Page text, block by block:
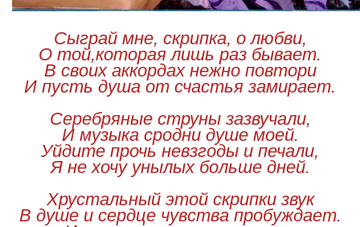
Сыграй мне, скрипка, о любви,
О той,которая лишь раз бывает.
В своих аккордах нежно повтори
И пусть душа от счастья замирает.
Серебряные струны зазвучали,
И музыка сродни душе моей.
Уйдите прочь невзгоды и печали,
Я не хочу унылых больше дней.
Хрустальный этой скрипки звук
В душе и сердце чувства пробуждает.